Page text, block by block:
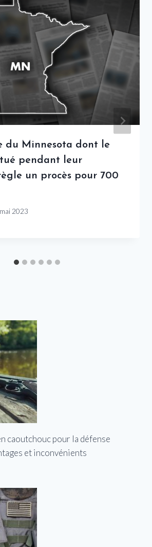
du Minnesota dont le
pendant leur
un procès pour 700
2023
caoutchouc pour la défense
et inconvénients